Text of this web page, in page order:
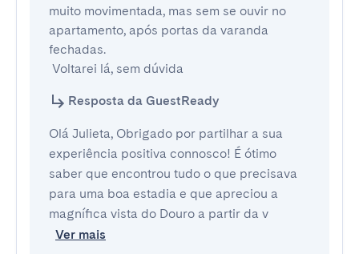
muito movimentada, mas sem se ouvir no
apartamento, após portas da varanda
fechadas.
Voltarei lá, sem dúvida
Resposta da GuestReady
Olá Julieta, Obrigado por partilhar a sua
experiência positiva connosco! É ótimo
saber que encontrou tudo o que precisava
para uma boa estadia e que apreciou a
magnífica vista do Douro a partir da v
Ver mais